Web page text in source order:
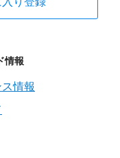
情報
情報